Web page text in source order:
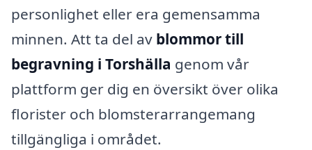
personlighet eller era gemensamma
minnen. Att ta del av blommor till
begravning i Torshälla genom vår
plattform ger dig en översikt över olika
florister och blomsterarrangemang
tillgängliga i området.